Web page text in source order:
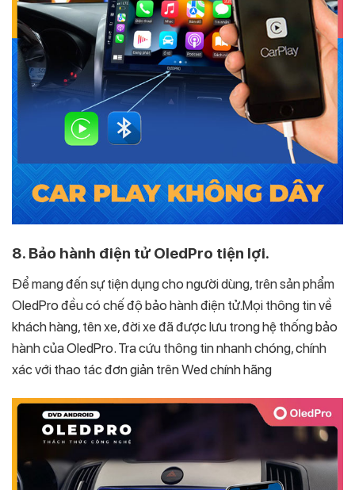
8. Bảo hành điện tử OledPro tiện lợi.
Để mang đến sự tiện dụng cho người dùng, trên sản phẩm
OledPro đều có chế độ bảo hành điện tử.Mọi thông tin về
khách hàng, tên xe, đời xe đã được lưu trong hệ thống bảo
hành của OledPro. Tra cứu thông tin nhanh chóng, chính
xác với thao tác đơn giản trên Wed chính hãng